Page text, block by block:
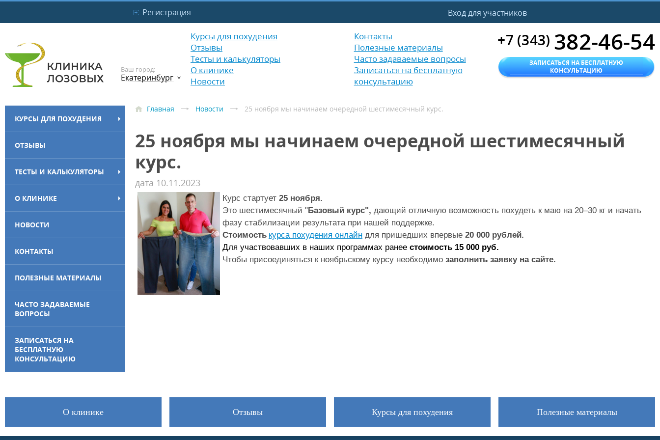
Регистрация Вход для участников
Ваш город:
Екатеринбург
Курсы для похудения
Отзывы
Тесты и калькуляторы
О клинике
Новости
Контакты
Полезные материалы
Часто задаваемые вопросы
Записаться на бесплатную
консультацию
+7 (343) 382-46-54
ЗАПИСАТЬСЯ НА БЕСПЛАТНУЮ
КОНСУЛЬТАЦИЮ
КУРСЫ ДЛЯ ПОХУДЕНИЯ
ОТЗЫВЫ
ТЕСТЫ И КАЛЬКУЛЯТОРЫ
О КЛИНИКЕ
НОВОСТИ
КОНТАКТЫ
ПОЛЕЗНЫЕ МАТЕРИАЛЫ
ЧАСТО ЗАДАВАЕМЫЕ
ВОПРОСЫ
ЗАПИСАТЬСЯ НА
БЕСПЛАТНУЮ
КОНСУЛЬТАЦИЮ
Главная Новости 25 ноября мы начинаем очередной шестимесячный курс.
25 ноября мы начинаем очередной шестимесячный
курс.
дата 10.11.2023
Курс стартует 25 ноября.
Это шестимесячный "Базовый курс", дающий отличную возможность похудеть к маю на 20–30 кг и начать
фазу стабилизации результата при нашей поддержке.
Стоимость курса похудения онлайн для пришедших впервые 20 000 рублей.
Для участвовавших в наших программах ранее стоимость 15 000 руб.
Чтобы присоединяться к ноябрьскому курсу необходимо заполнить заявку на сайте.
О клинике Отзывы Курсы для похудения Полезные материалы